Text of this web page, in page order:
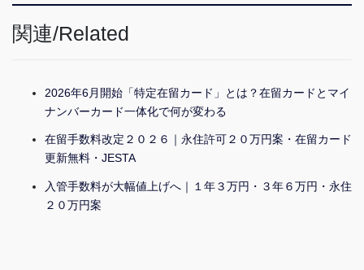
関連/Related
2026年6月開始「特定在留カード」とは？在留カードとマイ
ナンバーカード一体化で何が変わる
在留手数料改定２０２６｜永住許可２０万円案・在留カード
更新無料・JESTA
入管手数料が大幅値上げへ｜１年３万円・３年６万円・永住
２０万円案